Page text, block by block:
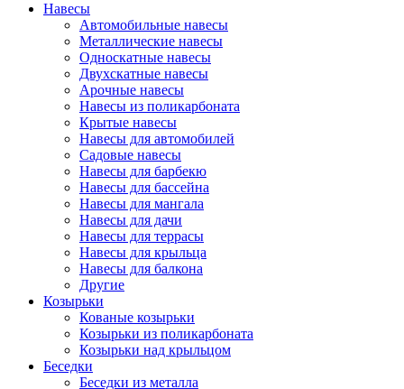
Навесы
Автомобильные навесы
Металлические навесы
Односкатные навесы
Двухскатные навесы
Арочные навесы
Навесы из поликарбоната
Крытые навесы
Навесы для автомобилей
Садовые навесы
Навесы для барбекю
Навесы для бассейна
Навесы для мангала
Навесы для дачи
Навесы для террасы
Навесы для крыльца
Навесы для балкона
Другие
Козырьки
Кованые козырьки
Козырьки из поликарбоната
Козырьки над крыльцом
Беседки
Беседки из металла